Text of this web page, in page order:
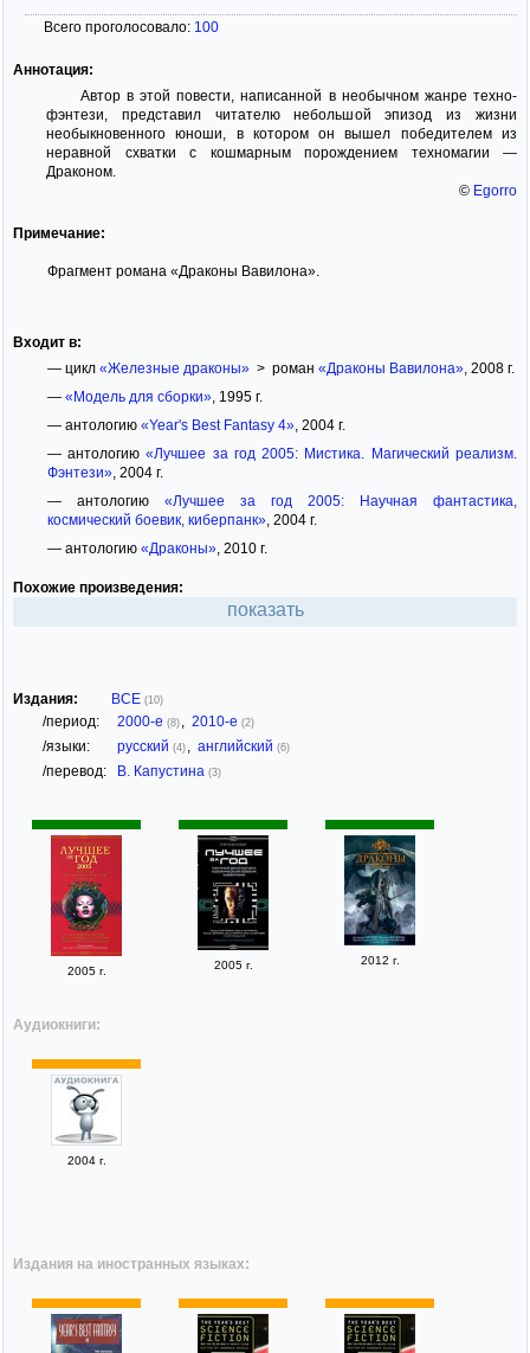
Всего проголосовало: 100
Аннотация:
Автор в этой повести, написанной в необычном жанре техно-
фэнтези, представил читателю небольшой эпизод из жизни
необыкновенного юноши, в котором он вышел победителем из
неравной схватки с кошмарным порождением техномагии —
Драконом.
© Egorro
Примечание:
Фрагмент романа «Драконы Вавилона».
Входит в:
— цикл «Железные драконы»> роман «Драконы Вавилона», 2008 г.
— «Модель для сборки», 1995 г.
— антологию «Year's Best Fantasy 4», 2004 г.
— антологию«Лучшее за год 2005: Мистика. Магический реализм.
Фэнтези», 2004 г.
— антологию «Лучшее за год 2005: Научная фантастика,
космический боевик, киберпанк», 2004 г.
— антологию «Драконы», 2010 г.
Похожие произведения:
показать
Издания: ВСЕ (10)
/период: 2000-е (8) , 2010-е (2)
/языки: русский (4) , английский (6)
/перевод: В. Капустина (3)
2005 г. 2005 г. 2012 г.
Аудиокниги:
2004 г.
Издания на иностранных языках: